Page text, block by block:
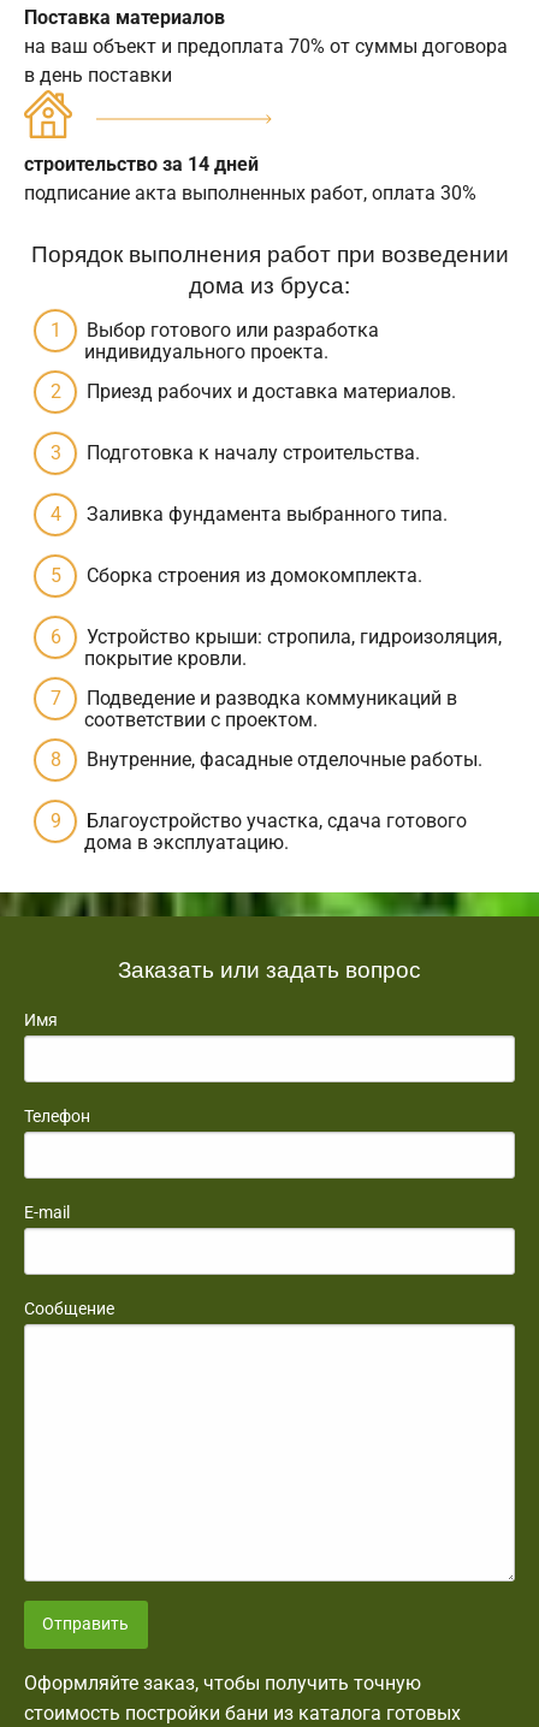
Поставка материалов
на ваш объект и предоплата 70% от суммы договора
в день поставки
строительство за 14 дней
подписание акта выполненных работ, оплата 30%
Порядок выполнения работ при возведении
дома из бруса:
Выбор готового или разработка
индивидуального проекта.
Приезд рабочих и доставка материалов.
Подготовка к началу строительства.
Заливка фундамента выбранного типа.
Сборка строения из домокомплекта.
Устройство крыши: стропила, гидроизоляция,
покрытие кровли.
Подведение и разводка коммуникаций в
соответствии с проектом.
Внутренние, фасадные отделочные работы.
Благоустройство участка, сдача готового
дома в эксплуатацию.
Заказать или задать вопрос
Имя
Телефон
E-mail
Сообщение
Отправить
Оформляйте заказ, чтобы получить точную
стоимость постройки бани из каталога готовых